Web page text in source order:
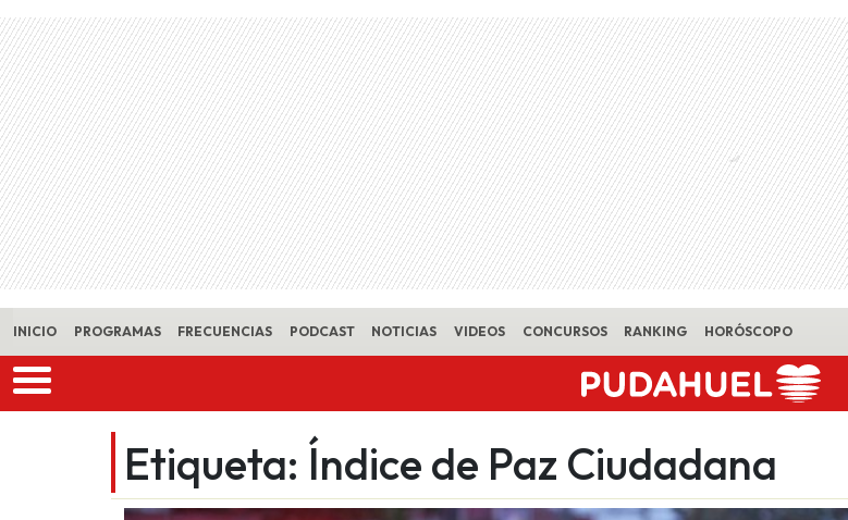
Skip to main content
INICIO PROGRAMAS FRECUENCIAS PODCAST NOTICIAS VIDEOS CONCURSOS RANKING HORÓSCOPO
Etiqueta: Índice de Paz Ciudadana